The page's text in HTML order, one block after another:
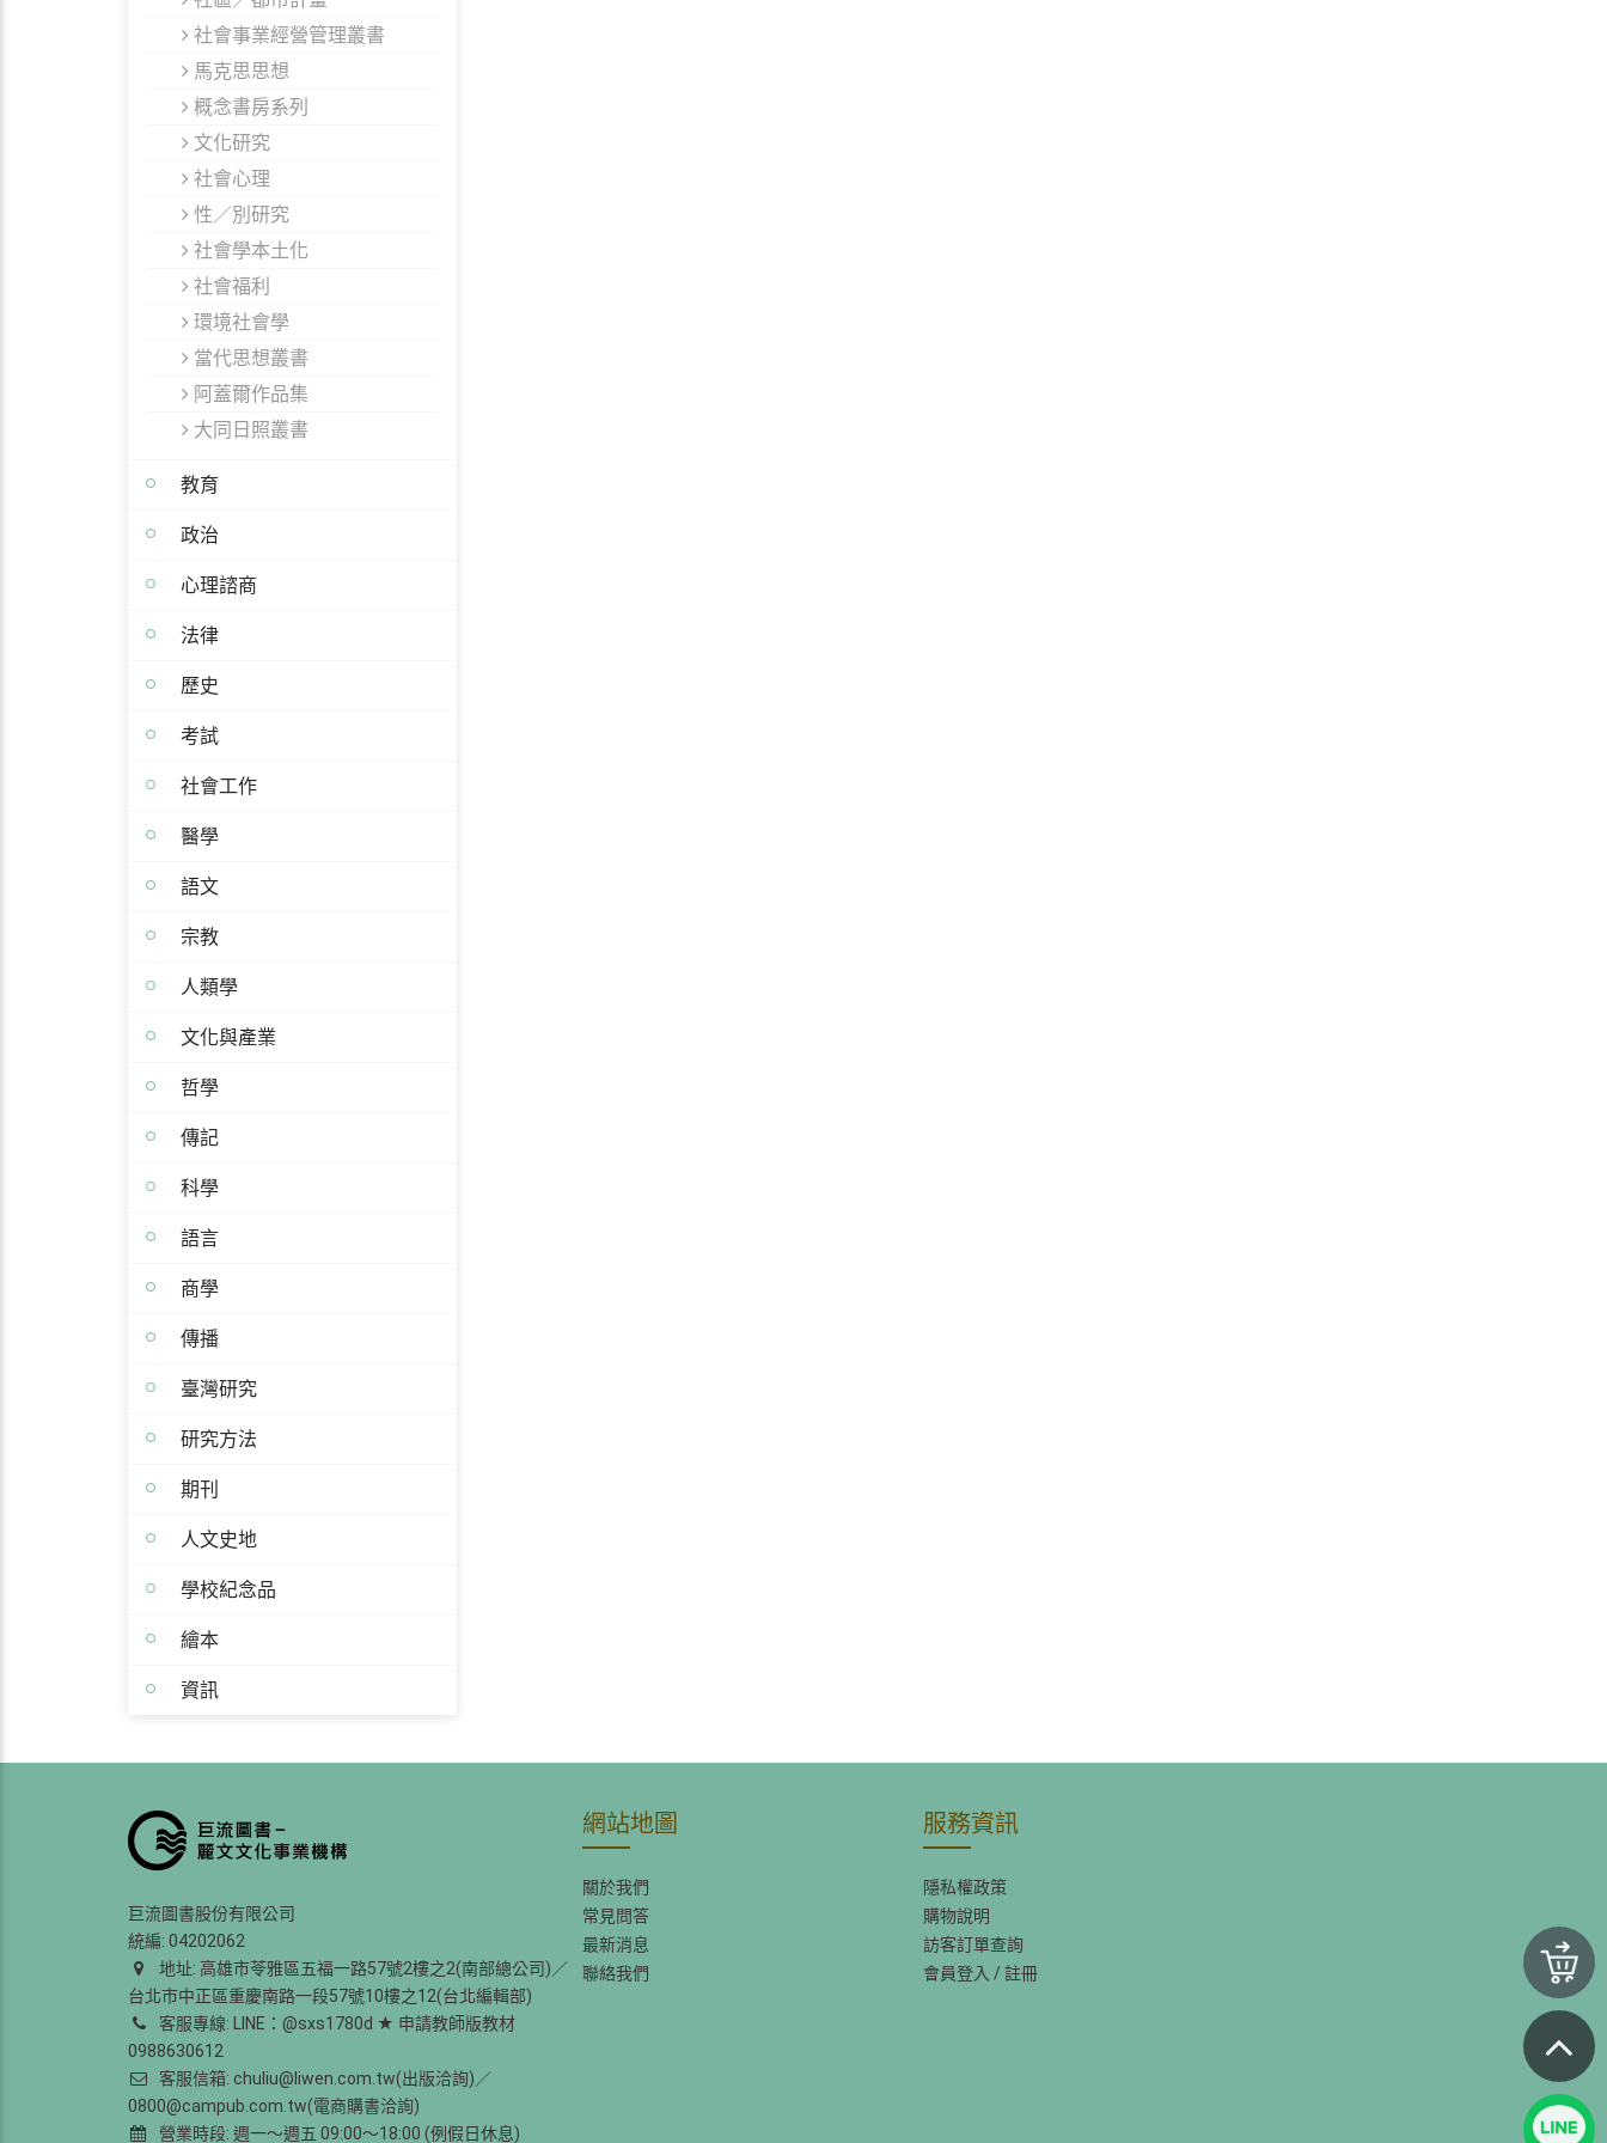
社會事業經營管理叢書
馬克思思想
概念書房系列
文化研究
社會心理
性／別研究
社會學本土化
社會福利
環境社會學
當代思想叢書
阿蓋爾作品集
大同日照叢書
教育
政治
心理諮商
法律
歷史
考試
社會工作
醫學
語文
宗教
人類學
文化與產業
哲學
傳記
科學
語言
商學
傳播
臺灣研究
研究方法
期刊
人文史地
學校紀念品
繪本
資訊
巨流圖書股份有限公司
統編: 04202062
地址: 高雄市苓雅區五福一路57號2樓之2(南部總公司)／
台北市中正區重慶南路一段57號10樓之12(台北編輯部)
客服專線: LINE：@sxs1780d ★ 申請教師版教材
0988630612
客服信箱: chuliu@liwen.com.tw(出版洽詢)／
0800@campub.com.tw(電商購書洽詢)
營業時段: 週一～週五 09:00～18:00 (例假日休息)
網站地圖
關於我們
常見問答
最新消息
聯絡我們
服務資訊
隱私權政策
購物說明
訪客訂單查詢
會員登入 / 註冊